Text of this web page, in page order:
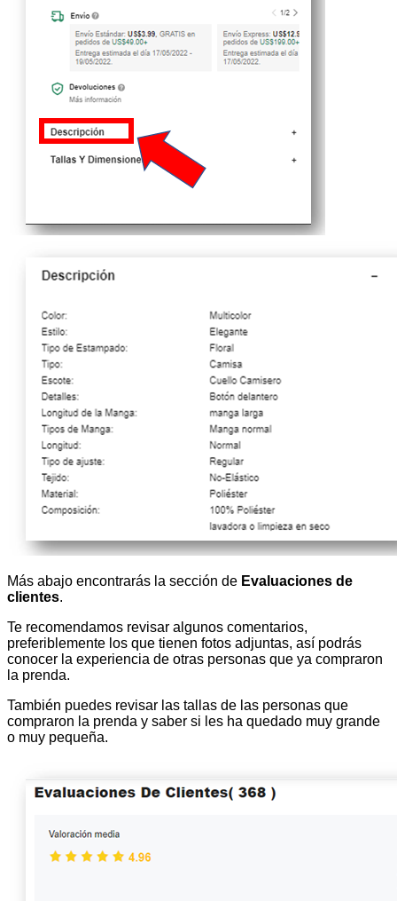
Más abajo encontrarás la sección de Evaluaciones de
clientes.
Te recomendamos revisar algunos comentarios,
preferiblemente los que tienen fotos adjuntas, así podrás
conocer la experiencia de otras personas que ya compraron
la prenda.
También puedes revisar las tallas de las personas que
compraron la prenda y saber si les ha quedado muy grande
o muy pequeña.